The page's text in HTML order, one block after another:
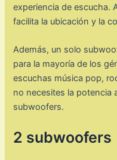
experiencia de escucha.
facilita la ubicación y la
Además, un solo
para la mayoría de los
escuchas música pop,
no necesites la potencia
subwoofers.
2 subwoofers